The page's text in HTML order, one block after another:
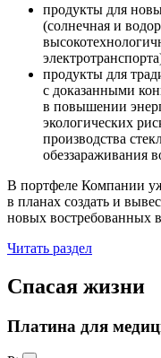
продукты для
(солнечная и
продукты для
с доказанными
в повышении
экологических
производства
обеззараживания
В портфеле Компании
в планах создать и
новых востребованных
Читать раздел
Спасая жизни
Платина для